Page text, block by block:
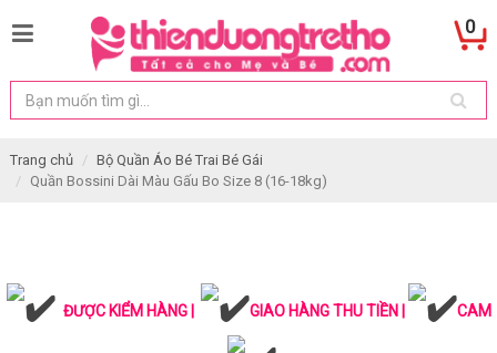
0
Trang chủ
Bộ Quần Áo Bé Trai Bé Gái
Quần Bossini Dài Màu Gấu Bo Size 8 (16-18kg)
ĐƯỢC KIỂM HÀNG | GIAO HÀNG THU TIỀN | CAM